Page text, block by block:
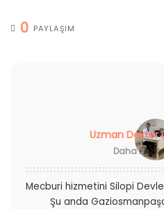
0 PAYLAŞIM
Uzman Doktor
Daha
Mecburi hizmetini Silopi
Şu anda